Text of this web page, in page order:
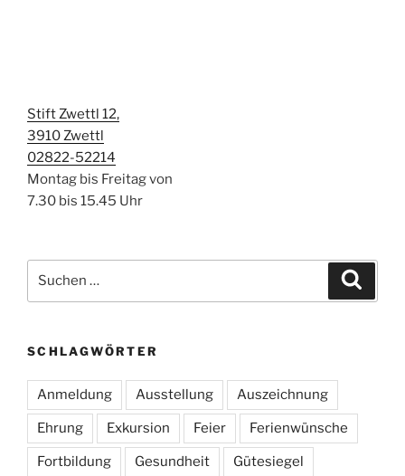
Stift Zwettl 12,
3910 Zwettl
02822-52214
Montag bis Freitag von
7.30 bis 15.45 Uhr
nach:
SCHLAGWÖRTER
Anmeldung Ausstellung Auszeichnung
Ehrung Exkursion Feier Ferienwünsche
Fortbildung Gesundheit Gütesiegel